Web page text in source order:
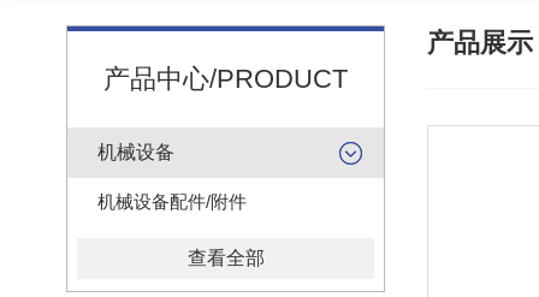
产品中心/PRODUCT
机械设备
机械设备配件/附件
查看全部
产品展示